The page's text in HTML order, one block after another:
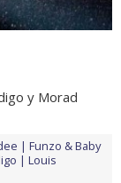
y Morad
Funzo & Baby
Louis